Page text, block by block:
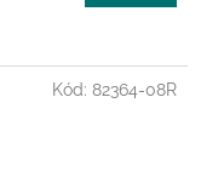
Kód: 82364-08R